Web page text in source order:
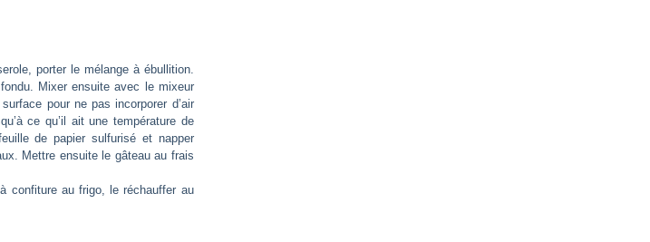
porter le mélange à ébullition.
Mixer ensuite avec le mixeur
pour ne pas incorporer d’air
ce qu’il ait une température de
de papier sulfurisé et napper
Mettre ensuite le gâteau au frais
confiture au frigo, le réchauffer au